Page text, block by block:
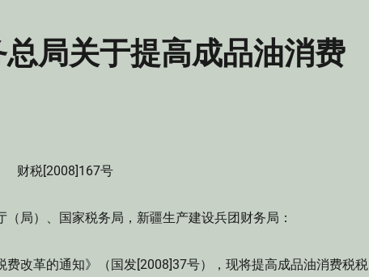
局关于提高成品油消费
财税[2008]167号
局）、国家税务局，新疆生产建设兵团财务局：
改革的通知》（国发[2008]37号），现将提高成品油消费税税